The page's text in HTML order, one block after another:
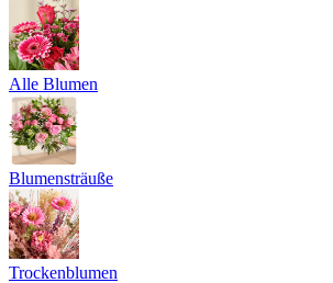
Alle Blumen
Blumensträuße
Trockenblumen